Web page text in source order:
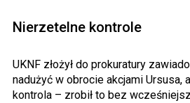
Nierzetelne kontrole
UKNF złożył do prokuratury
nadużyć w obrocie akcjami Ursusa,
kontrola – zrobił to bez